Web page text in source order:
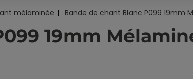
mélaminée Bande de chant Blanc P099 19mm
19mm